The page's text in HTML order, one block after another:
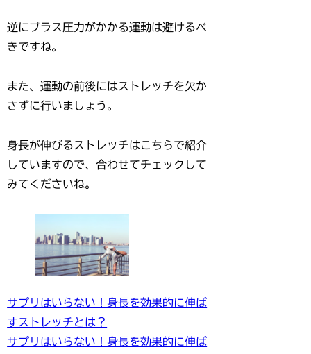
逆にプラス圧力がかかる運動は避けるべ
きですね。
また、運動の前後にはストレッチを欠か
さずに行いましょう。
身長が伸びるストレッチはこちらで紹介
していますので、合わせてチェックして
みてくださいね。
サプリはいらない！身長を効果的に伸ば
すストレッチとは？
サプリはいらない！身長を効果的に伸ば